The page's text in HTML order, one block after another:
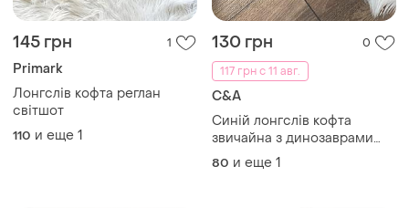
145 грн 1
Primark
Лонгслів кофта реглан
світшот
110 и еще 1
130 грн
0
117 грн с 11 авг.
C&A
Синій лонгслів кофта
звичайна з динозаврами
для хлопчика 9-12 міс 80
см на осінь весну зиму
80 и еще 1